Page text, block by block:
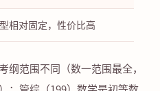
相对固定，性价比高
范围不同（数一范围最全，